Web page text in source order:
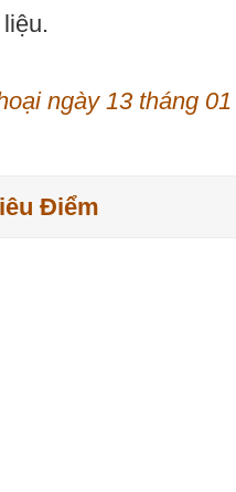
ngày 13 tháng
Điểm